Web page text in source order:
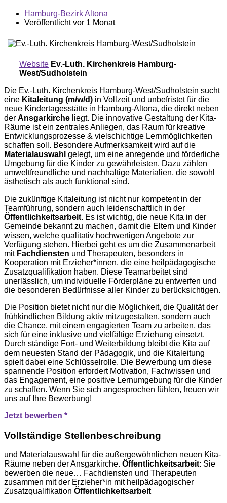
Hamburg-Bezirk Altona
Veröffentlicht vor 1 Monat
Website Ev.-Luth. Kirchenkreis Hamburg-
West/Sudholstein
Die Ev.-Luth. Kirchenkreis Hamburg-West/Sudholstein sucht
eine Kitaleitung (m/w/d) in Vollzeit und unbefristet für die
neue Kindertagesstätte in Hamburg-Altona, die direkt neben
der Ansgarkirche liegt. Die innovative Gestaltung der Kita-
Räume ist ein zentrales Anliegen, das Raum für kreative
Entwicklungsprozesse & vielschichtige Lernmöglichkeiten
schaffen soll. Besondere Aufmerksamkeit wird auf die
Materialauswahl gelegt, um eine anregende und förderliche
Umgebung für die Kinder zu gewährleisten. Dazu zählen
umweltfreundliche und nachhaltige Materialien, die sowohl
ästhetisch als auch funktional sind.
Die zukünftige Kitaleitung ist nicht nur kompetent in der
Teamführung, sondern auch leidenschaftlich in der
Öffentlichkeitsarbeit. Es ist wichtig, die neue Kita in der
Gemeinde bekannt zu machen, damit die Eltern und Kinder
wissen, welche qualitativ hochwertigen Angebote zur
Verfügung stehen. Hierbei geht es um die Zusammenarbeit
mit Fachdiensten und Therapeuten, besonders in
Kooperation mit Erzieher*innen, die eine heilpädagogische
Zusatzqualifikation haben. Diese Teamarbeitet sind
unerlässlich, um individuelle Förderpläne zu entwerfen und
die besonderen Bedürfnisse aller Kinder zu berücksichtigen.
Die Position bietet nicht nur die Möglichkeit, die Qualität der
frühkindlichen Bildung aktiv mitzugestalten, sondern auch
die Chance, mit einem engagierten Team zu arbeiten, das
sich für eine inklusive und vielfältige Erziehung einsetzt.
Durch ständige Fort- und Weiterbildung bleibt die Kita auf
dem neuesten Stand der Pädagogik, und die Kitaleitung
spielt dabei eine Schlüsselrolle. Die Bewerbung um diese
spannende Position erfordert Motivation, Fachwissen und
das Engagement, eine positive Lernumgebung für die Kinder
zu schaffen. Wenn Sie sich angesprochen fühlen, freuen wir
uns auf Ihre Bewerbung!
Jetzt bewerben *
Vollständige Stellenbeschreibung
und Materialauswahl für die außergewöhnlichen neuen Kita-
Räume neben der Ansgarkirche. Öffentlichkeitsarbeit: Sie
bewerben die neue… Fachdiensten und Therapeuten
zusammen mit der Erzieher*in mit heilpädagogischer
Zusatzqualifikation Öffentlichkeitsarbeit